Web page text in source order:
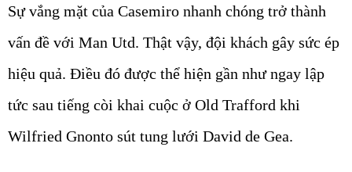
Sự vắng mặt của Casemiro nhanh chóng trở thành
vấn đề với Man Utd. Thật vậy, đội khách gây sức ép
hiệu quả. Điều đó được thể hiện gần như ngay lập
tức sau tiếng còi khai cuộc ở Old Trafford khi
Wilfried Gnonto sút tung lưới David de Gea.